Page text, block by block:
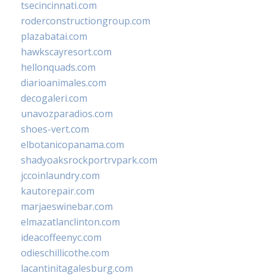
tsecincinnati.com
roderconstructiongroup.com
plazabatai.com
hawkscayresort.com
hellonquads.com
diarioanimales.com
decogaleri.com
unavozparadios.com
shoes-vert.com
elbotanicopanama.com
shadyoaksrockportrvpark.com
jccoinlaundry.com
kautorepair.com
marjaeswinebar.com
elmazatlanclinton.com
ideacoffeenyc.com
odieschillicothe.com
lacantinitagalesburg.com